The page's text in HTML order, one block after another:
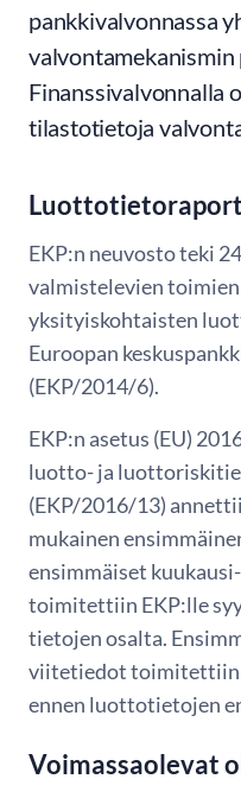
pankkivalvonnassa
valvontamekanismin
Finanssivalvonnalla
tilastotietoja
EKP:n neuvosto teki
valmistelevien
yksityiskohtaisten
Euroopan
(EKP/2014/6).
EKP:n asetus (EU)
luotto- ja
(EKP/2016/13)
mukainen
ensimmäiset
toimitettiin EKP:lle
tietojen osalta.
viitetiedot toimitettiin
ennen luottotietojen
Voimassaolevat